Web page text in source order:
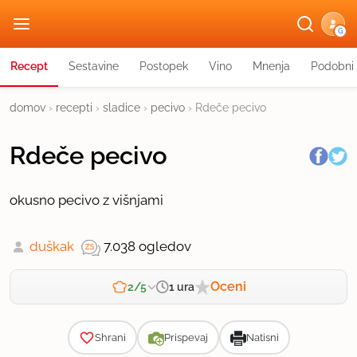
G
Recept Sestavine Postopek Vino Mnenja
domov › recepti › sladice › pecivo › Rdeče pecivo
Rdeče pecivo
okusno pecivo z višnjami
duškak 7.038 ogledov
2/5 1 ura Oceni
Shrani Prispevaj Natisni